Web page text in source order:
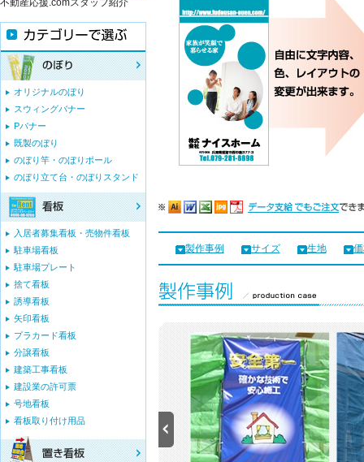
製作事例 サイズ 生地
不動産応援.comスタッフ紹介
オリジナルのぼり
スウィングバナー
Pバナー
既製のぼり
のぼり竿・のぼりポール
のぼり立て台・のぼりスタンド
入居者募集看板・売物件看板
駐車場看板
駐車場プレート
捨て看板
誘導看板
矢印看板
プラカード看板
分譲看板
建築工事看板
建設業の許可票
号地看板
看板取り付け用品